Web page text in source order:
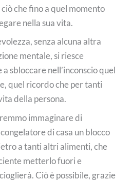
che fino a quel momento
nella sua vita.
senza alcuna altra
mentale, si riesce
sbloccare nell’inconscio quel
quel ricordo che per tanti
della persona.
immaginare di
di casa un blocco
a tanti altri alimenti, che
metterlo fuori e
Ciò è possibile, grazie